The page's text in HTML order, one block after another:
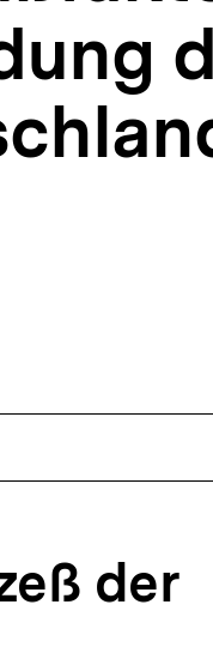
der